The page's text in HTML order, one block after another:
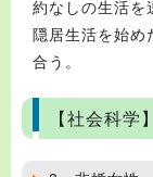
約なしの生活を
隠居生活を始め
合う。
【社会科学】